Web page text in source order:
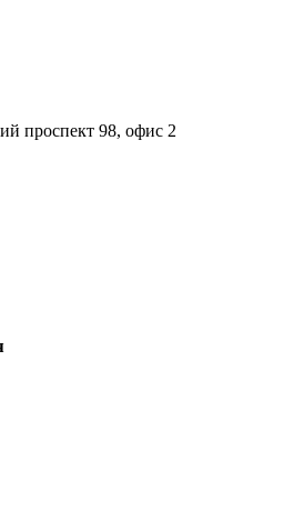
проспект 98, офис 2